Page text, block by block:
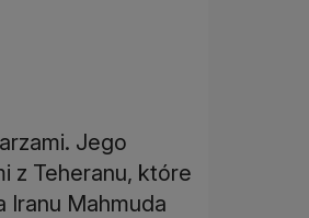
Jego
z Teheranu, które
Iranu Mahmuda